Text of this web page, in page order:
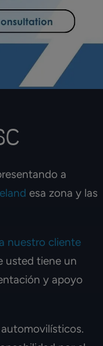
a
esa zona y las
nuestro cliente
usted tiene un
y apoyo